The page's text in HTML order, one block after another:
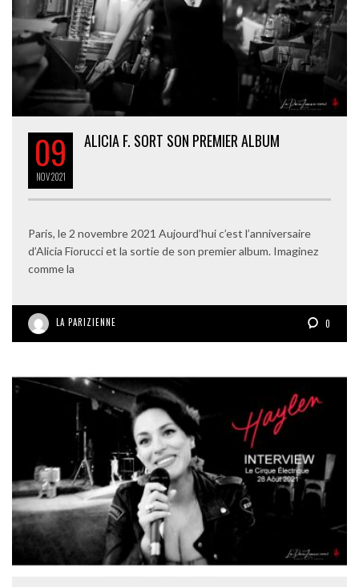
09
NOV2021
ALICIA F. SORT SON PREMIER ALBUM
Paris, le 2 novembre 2021 Aujourd’hui c’est l’anniversaire
d’Alicia Fiorucci et la sortie de son premier album. Imaginez
comme la
LA PARIZIENNE 0